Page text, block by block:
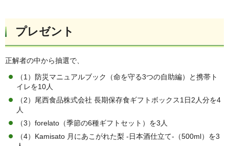
プレゼント
正解者の中から抽選で、
（1）防災マニュアルブック（命を守る3つの自助編）と携帯ト
イレを10人
（2）尾西食品株式会社 長期保存食ギフトボックス1日2人分を4
人
（3）forelato（季節の6種ギフトセット）を3人
（4）Kamisato 月にあこがれた梨 -日本酒仕立て-（500ml）を3